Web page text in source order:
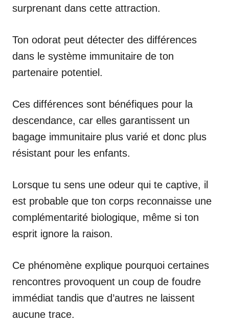
surprenant dans cette attraction.
Ton odorat peut détecter des différences
dans le système immunitaire de ton
partenaire potentiel.
Ces différences sont bénéfiques pour la
descendance, car elles garantissent un
bagage immunitaire plus varié et donc plus
résistant pour les enfants.
Lorsque tu sens une odeur qui te captive, il
est probable que ton corps reconnaisse une
complémentarité biologique, même si ton
esprit ignore la raison.
Ce phénomène explique pourquoi certaines
rencontres provoquent un coup de foudre
immédiat tandis que d’autres ne laissent
aucune trace.